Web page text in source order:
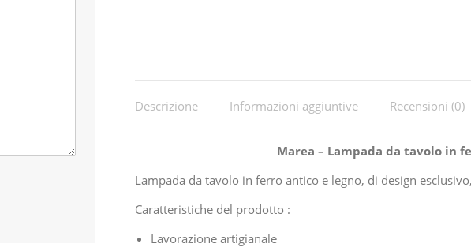
Descrizione Informazioni aggiuntive Recensioni (0)
Marea – Lampada da tavolo in
Lampada da tavolo in ferro antico e legno, di design
Caratteristiche del prodotto :
Lavorazione artigianale